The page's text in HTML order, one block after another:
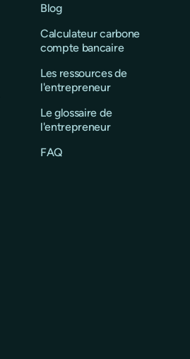
Blog
Calculateur carbone
compte bancaire
Les ressources de
l'entrepreneur
Le glossaire de
l'entrepreneur
FAQ